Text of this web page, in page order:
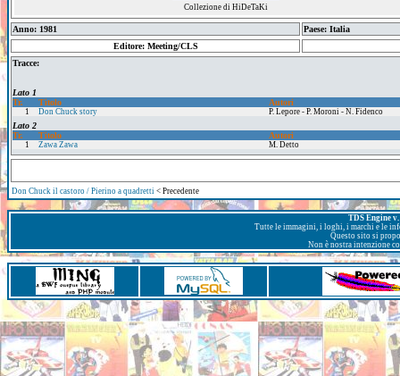
Collezione di HiDeTaKi
Anno: 1981
Paese: Italia
Editore: Meeting/CLS
Tracce:
Lato 1
Tr.
Titolo Autori
1 Don Chuck story P. Lepore - P. Moroni - N. Fidenco
Lato 2
Tr.
Titolo Autori
1 Zawa Zawa M. Detto
Don Chuck il castoro / Pierino a quadretti < Precedente
TDS Engine
Tutte le immagini, i loghi, i marchi e le
Questo sito si
Non è nostra intenzione